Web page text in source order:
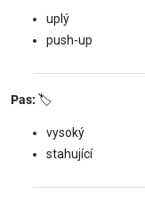
uplý
push-up
Pas: 🏷️
vysoký
stahující